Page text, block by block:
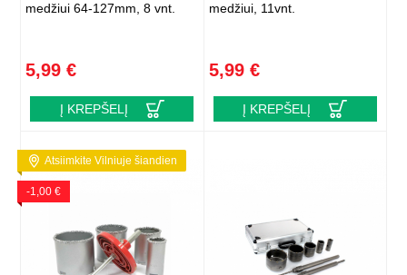
medžiui 64-127mm, 8 vnt.
5,99 €
Į KREPŠELĮ
medžiui, 11vnt.
5,99 €
Į KREPŠELĮ
Atsiimkite Vilniuje šiandien
-1,00 €